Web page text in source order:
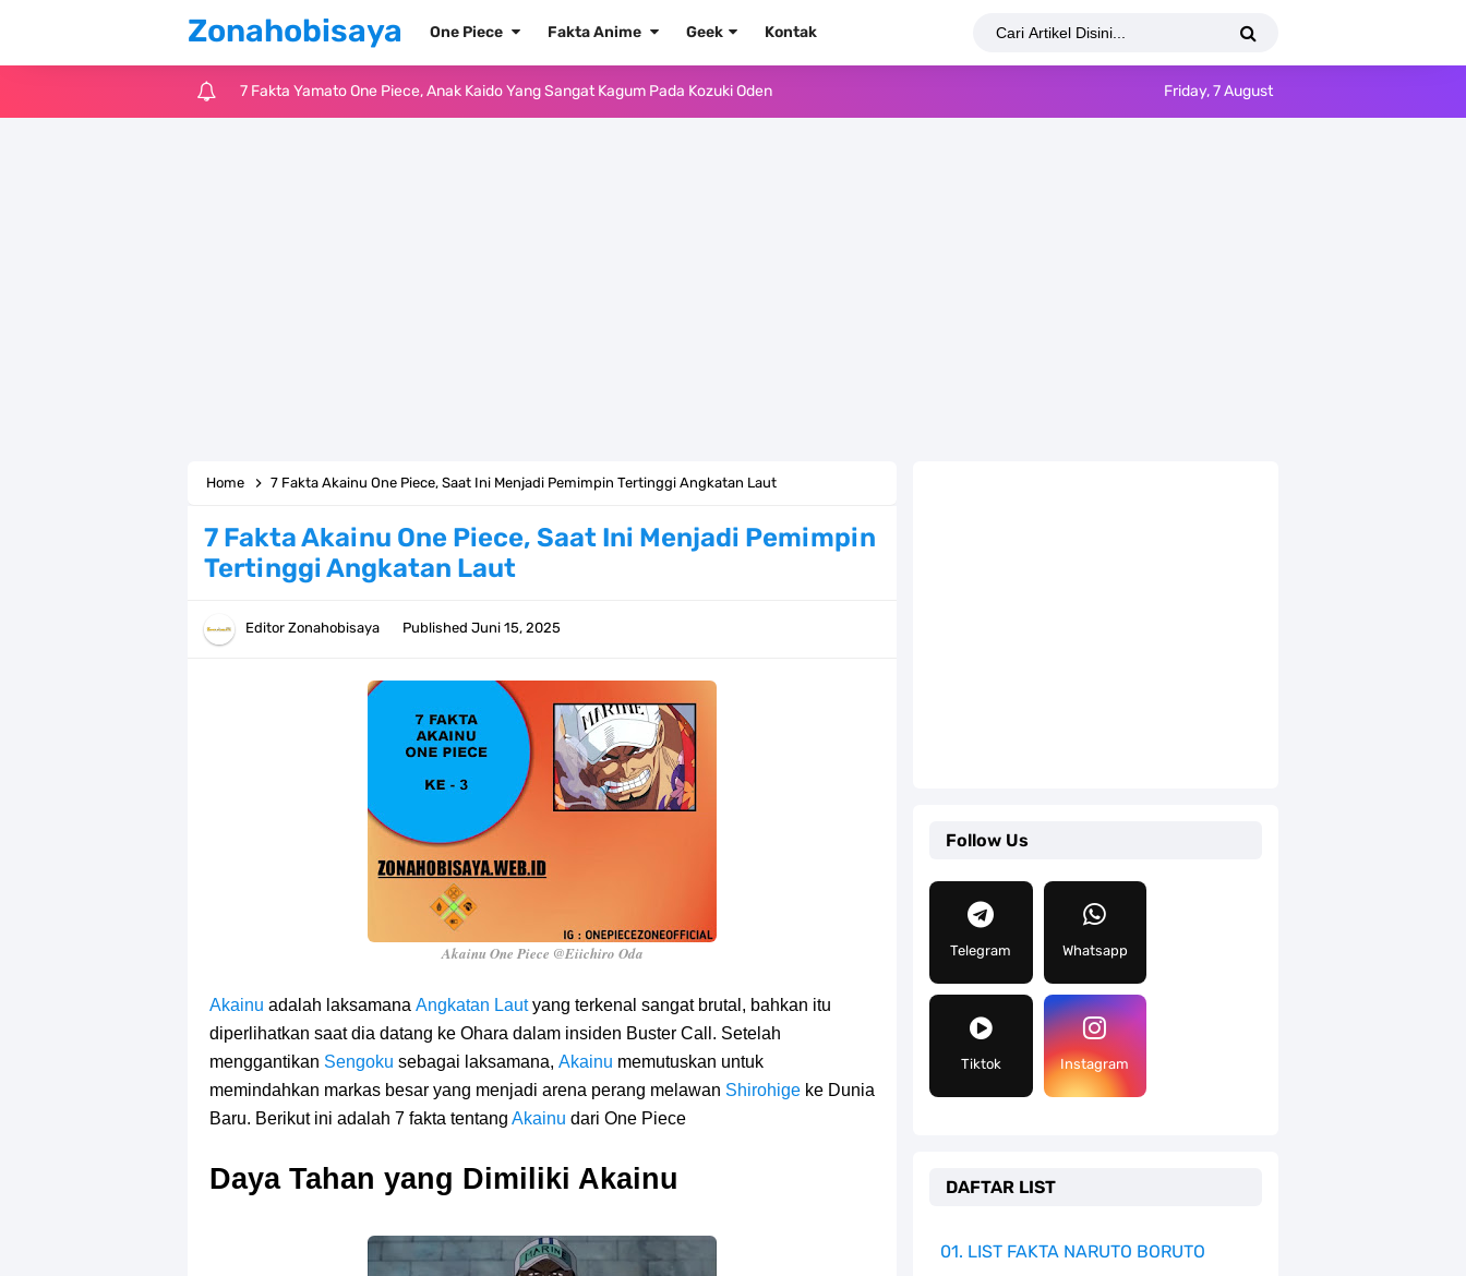
Zonahobisaya One Piece Fakta Anime Geek Kontak
7 Fakta Yamato One Piece, Anak Kaido Yang Sangat Kagum Pada Kozuki Oden
7 Fakta Elbaph One Piece, Menjadi Tempat Yang Sangat Ingin Dikunjungi Usopp
Arti Bendera Palau, Negara Kepulauan Yang Berada Di Kawasan Pasifik Barat
Cara Membuat Linktree Instagram, Sangat Mudah Untuk Kamu Lakukan Sendiri
7 Fakta Gaban One Piece, Orang Yang Telah Memberikan Kunci Borgol Milik Loki
Profil Slamet Rahardjo, Aktor Dengan Peran Penting Dalam Perfilman Indonesia
Resep Roti Panggang, Sangat Mudah Untuk Menjadi Cemilan Bersama Keluarga
Cara Bayar Akulaku Lewat Gopay, Sangat Mudah Dan Tidak Ribet Sama Sekali
7 Fakta Queen One Piece, All Star Yang Jadi Penanggung Jawab Penjara Udon
7 Kapal Pesiar Terberat Di Dunia, Simbol Ambisi Industri Pariwisata Laut
Arti Bendera Tanzania, Ada Di Afrika Dengan Bentang Alam Yang Sangat Beragam
Friday, 7 August
Home 7 Fakta Akainu One Piece, Saat Ini Menjadi Pemimpin Tertinggi Angkatan Laut
7 Fakta Akainu One Piece, Saat Ini Menjadi Pemimpin
Tertinggi Angkatan Laut
Editor Zonahobisaya Published Juni 15, 2025
Akainu One Piece @Eiichiro Oda
Akainu adalah laksamana Angkatan Lautyang terkenal sangat brutal, bahkan itu
diperlihatkan saat dia datang ke Ohara dalam insiden Buster Call. Setelah
menggantikan Sengoku sebagai laksamana, Akainu memutuskan untuk
memindahkan markas besar yang menjadi arena perang melawan Shirohige ke Dunia
Baru. Berikut ini adalah 7 fakta tentang Akainu dari One Piece
Daya Tahan yang Dimiliki Akainu
Follow Us
Telegram Whatsapp
Tiktok Instagram
DAFTAR LIST
01. LIST FAKTA NARUTO BORUTO